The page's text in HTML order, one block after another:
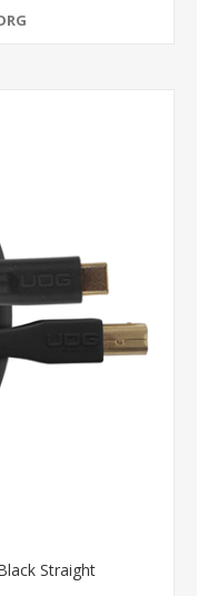
Straight